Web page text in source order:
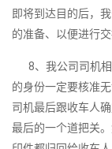
即将到达目的后，
的准备、以便进行
8、我公司司机相
的身份一定要核准
司机最后跟收车人
最后的一个道把关